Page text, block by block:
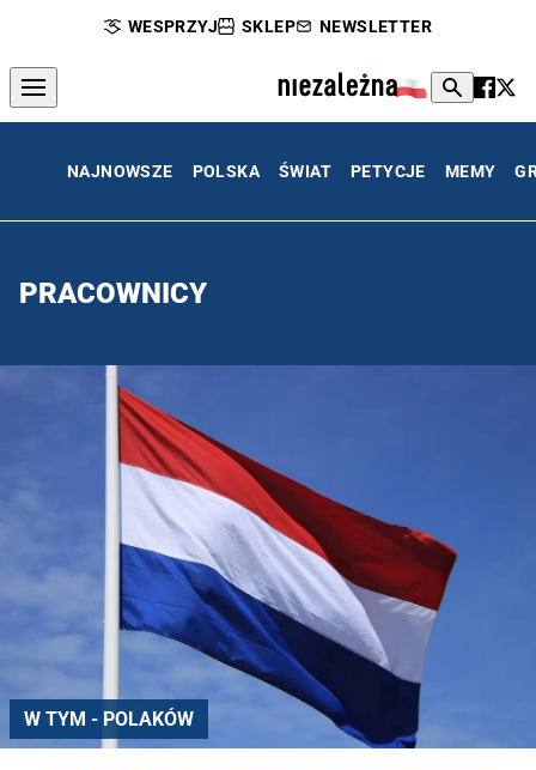
WESPRZYJ SKLEP NEWSLETTER
NAJNOWSZE POLSKA ŚWIAT PETYCJE MEMY
PRACOWNICY
W TYM - POLAKÓW